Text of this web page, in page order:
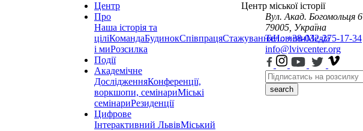
Центр
Про
Наша історія та
ціліКомандаБудинокСпівпрацяСтажуванняНовиниМедіа
і миРозсилка
Події
Академічне
ДослідженняКонференції,
воркшопи, семінариМіські
семінариРезиденції
Цифрове
Інтерактивний ЛьвівМіський
Центр міської історії
Вул. Акад. Богомольця 6
79005, Україна
Тел.: +38-032-275-17-34
info@lvivcenter.org
search